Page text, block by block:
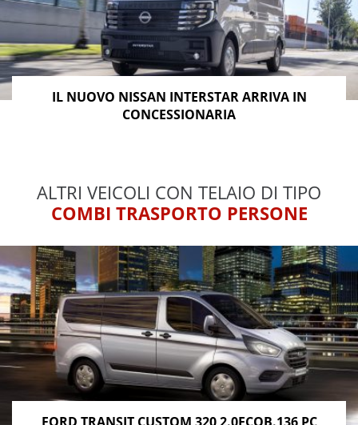
IL NUOVO NISSAN INTERSTAR ARRIVA IN
CONCESSIONARIA
ALTRI VEICOLI CON TELAIO DI TIPO
COMBI TRASPORTO PERSONE
FORD TRANSIT CUSTOM 320 2.0ECOB.136 PC